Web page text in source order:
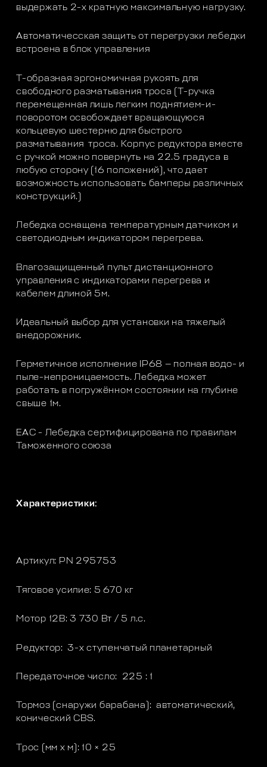
выдержать 2-х кратную максимальную нагрузку.
Автоматичесская защить от перегрузки лебедки
встроена в блок управления
Т-образная эргономичная рукоять для
свободного разматывания троса (T-ручка
перемещенная лишь легким поднятием-и-
поворотом освобождает вращающуюся
кольцевую шестерню для быстрого
разматывания троса. Корпус редуктора вместе
с ручкой можно повернуть на 22.5 градуса в
любую сторону (16 положений), что дает
возможность использовать бамперы различных
конструкций.)
Лебедка оснащена температурным датчиком и
светодиодным индикатором перегрева.
Влагозащищенный пульт дистанционного
управления с индикаторами перегрева и
кабелем длиной 5м.
Идеальный выбор для установки на тяжелый
внедорожник.
Герметичное исполнение IP68 — полная водо- и
пыле-непроницаемость. Лебедка может
работать в погружённом состоянии на глубине
свыше 1м.
ЕАС - Лебедка сертифицирована по правилам
Таможенного союза
Характеристики:
Артикул: PN 295753
Тяговое усилие: 5 670 кг
Мотор 12В: 3 730 Вт / 5 л.с.
Редуктор: 3-х ступенчатый планетарный
Передаточное число: 225 : 1
Тормоз (снаружи барабана): автоматический,
конический CBS.
Трос (мм x м): 10 × 25